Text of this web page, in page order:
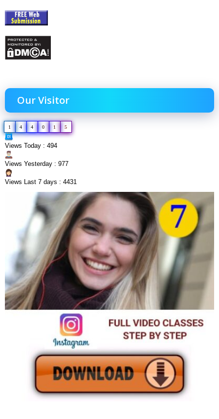
Our Visitor
1 4 4 0 1 5
Views Today : 494
Views Yesterday : 977
Views Last 7 days : 4431